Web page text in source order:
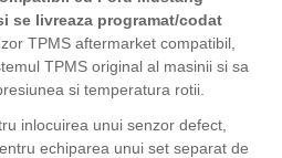
se livreaza programat/codat
TPMS aftermarket compatibil,
TPMS original al masinii si sa
si temperatura rotii.
inlocuirea unui senzor defect,
echiparea unui set separat de